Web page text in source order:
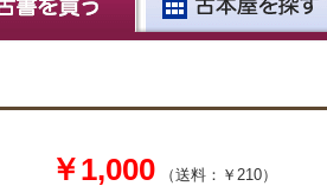
￥1,000 （送料：￥210）